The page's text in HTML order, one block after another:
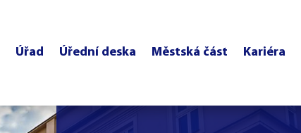
Úřad Úřední deska Městská část Kariéra